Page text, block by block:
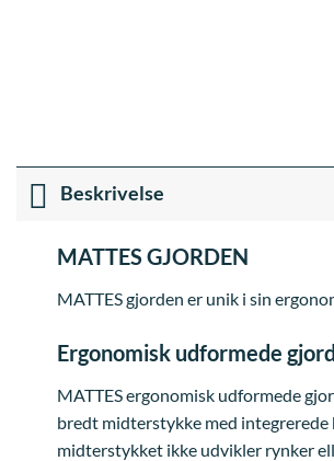
Beskrivelse
MATTES GJORDEN
MATTES gjorden er unik i sin
Ergonomisk udformede
MATTES ergonomisk udformede
bredt midterstykke med
midterstykket ikke udvikler rynker